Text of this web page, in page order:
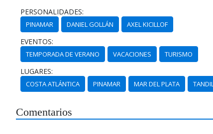
PERSONALIDADES:
PINAMAR DANIEL GOLLÁN AXEL KICILLOF
EVENTOS:
TEMPORADA DE VERANO VACACIONES TURISMO
LUGARES:
COSTA ATLÁNTICA PINAMAR MAR DEL PLATA
Comentarios